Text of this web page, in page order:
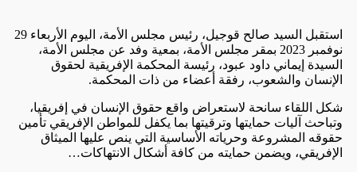
استقبل السيد صالح قوجيل، رئيس مجلس الأمة، اليوم الأربعاء 29
نوفمبر 2023 بمقر مجلس الأمة، بمعية وفد عن مجلس الأمة،
السيدة إيماني داود عبود، رئيسة المحكمة الإفريقية لحقوق
الإنسان والشعوب، رفقة أعضاء من ذات المحكمة.
شكل اللقاء سانحة لاستعراض واقع حقوق الإنسان في إفريقيا،
وتباحث آليات حمايتها وترقيتها بما يكفل للمواطن الإفريقي تأمين
حقوقه المشروعة وحرياته الأساسية التي ينص عليها الميثاق
الإفريقي، ويضمن حمايته من كافة أشكال الانتهاكات…